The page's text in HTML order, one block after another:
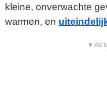
kleine, onverwachte
warmen, en
▼ Ad